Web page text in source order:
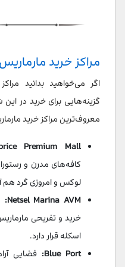
مراکز خرید مارماريس
اگر می‌خواهید بدانید
گزینه‌هایی برای خرید در
معروف‌ترین مراکز خرید
Premium Mall:
کافه‌های مدرن و
لوکس و امروزی گرد هم
Netsel Marina AVM:
خرید و تفریحی
اسکله قرار دارد.
Blue Port: فضایی